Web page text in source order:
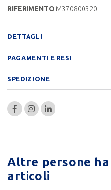
RIFERIMENTO M370800320
DETTAGLI
PAGAMENTI E RESI
SPEDIZIONE
Altre persone
articoli